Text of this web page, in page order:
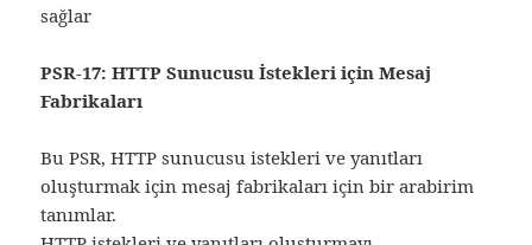
sağlar
PSR-17: HTTP Sunucusu İstekleri için Mesaj
Fabrikaları
Bu PSR, HTTP sunucusu istekleri ve yanıtları
oluşturmak için mesaj fabrikaları için bir arabirim
tanımlar.